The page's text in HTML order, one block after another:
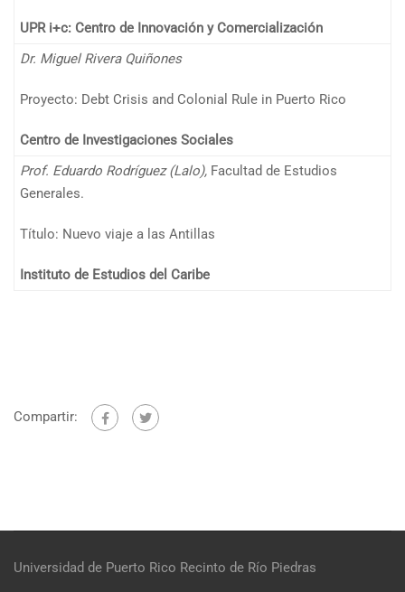
UPR i+c: Centro de Innovación y Comercialización
Dr. Miguel Rivera Quiñones
Proyecto: Debt Crisis and Colonial Rule in Puerto Rico
Centro de Investigaciones Sociales
Prof. Eduardo Rodríguez (Lalo), Facultad de Estudios
Generales.
Título: Nuevo viaje a las Antillas
Instituto de Estudios del Caribe
Compartir:
Universidad de Puerto Rico Recinto de Río Piedras